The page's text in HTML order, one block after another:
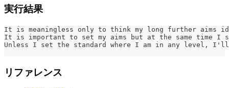
実行結果
It is meaningless only to think my long further aims
It is important to set my aims but at the same time I
Unless I set the standard where I am in any level, I'll
リファレンス